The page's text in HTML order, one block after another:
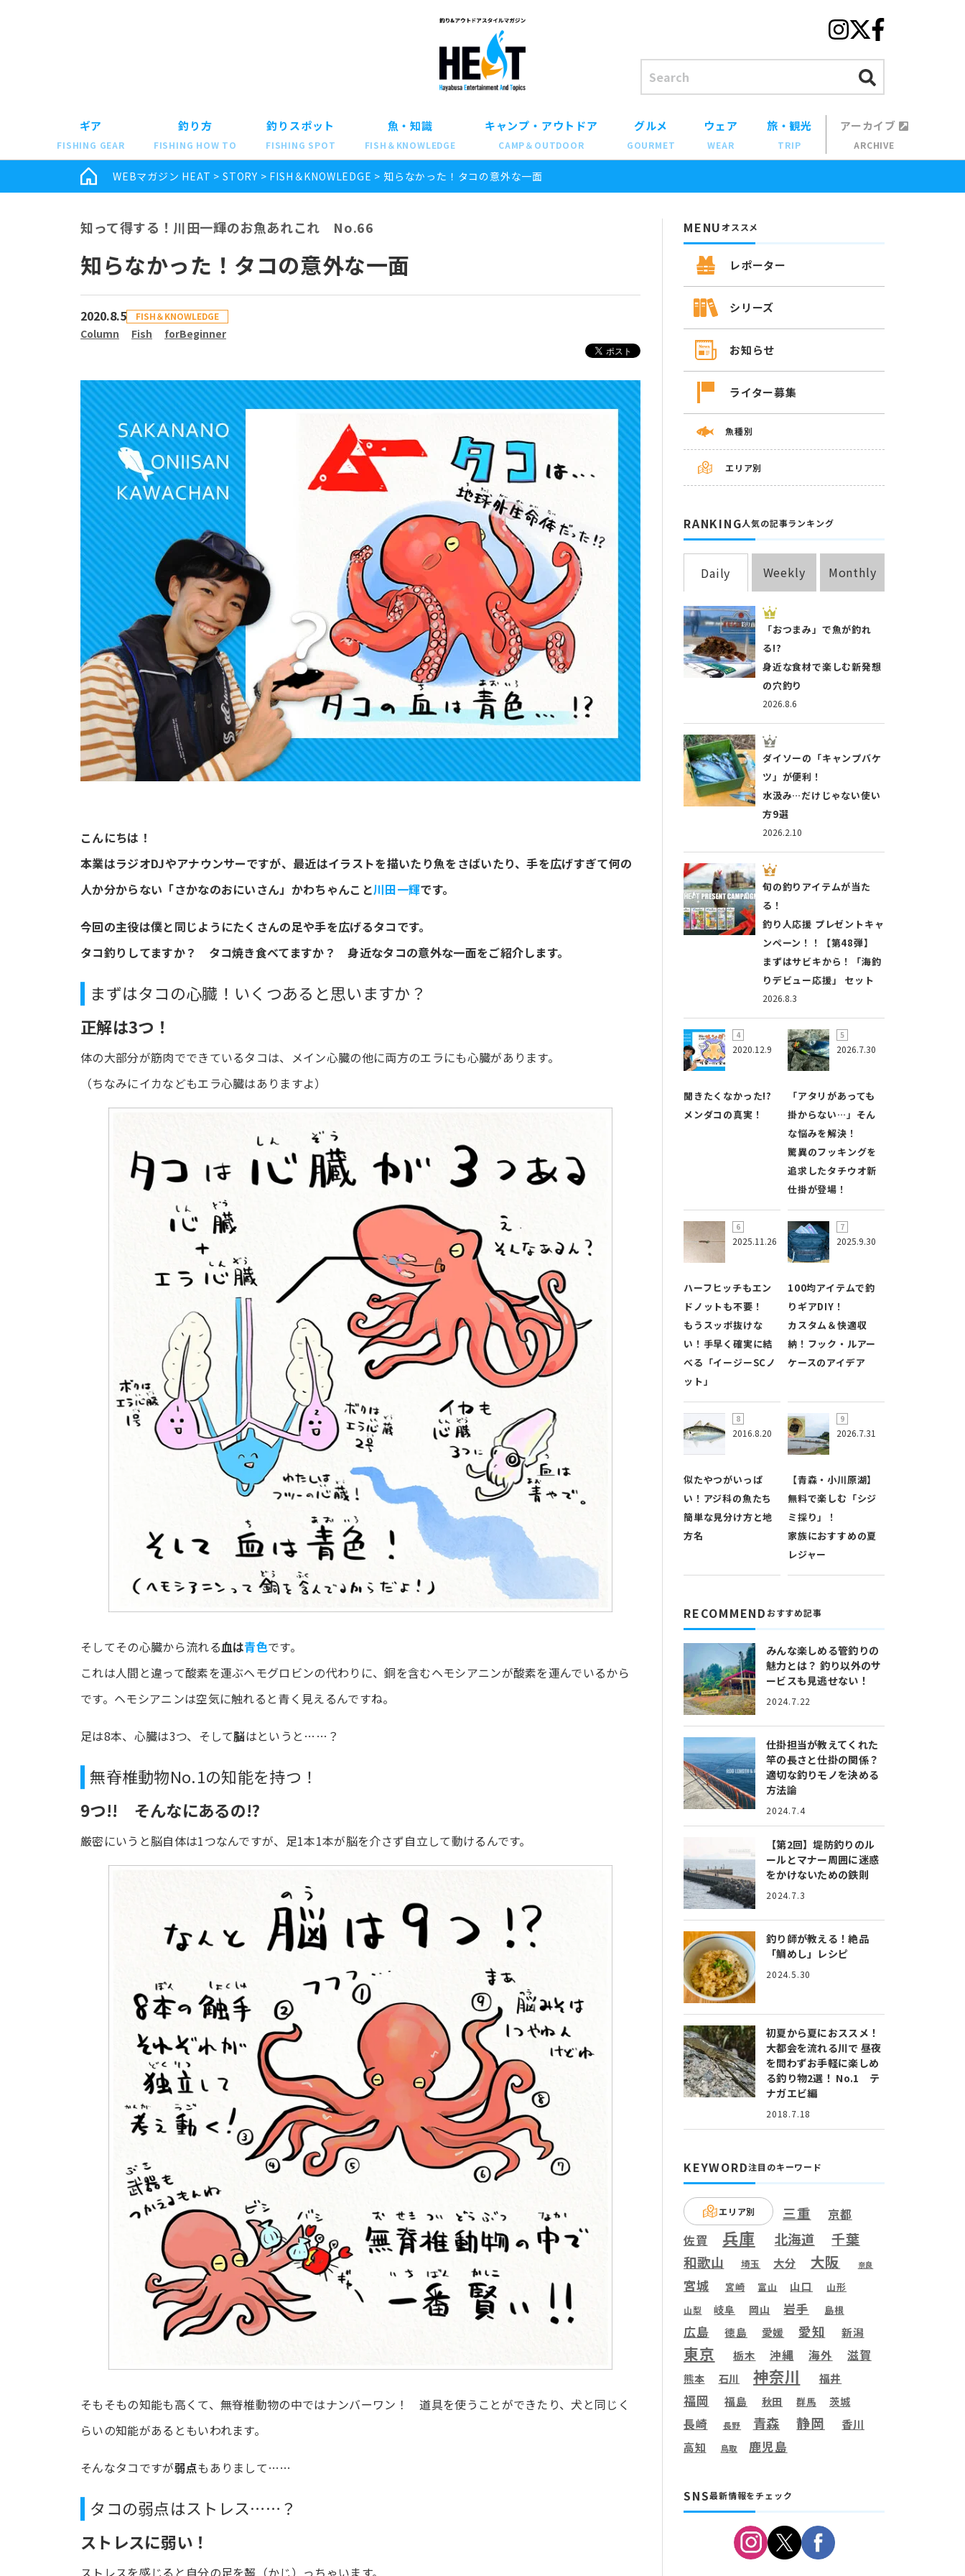
ギア
FISHING GEAR
釣り方
FISHING HOW TO
釣りスポット
FISHING SPOT
魚・知識
FISH＆KNOWLEDGE
キャンプ・アウトドア
CAMP＆OUTDOOR
グルメ
GOURMET
ウェア
WEAR
旅・観光
TRIP
アーカイブ
ARCHIVE
WEBマガジン HEAT >STORY > FISH＆KNOWLEDGE > 知らなかった！タコの意外な一面
知って得する！川田一輝のお魚あれこれ No.66
知らなかった！タコの意外な一面
2020.8.5 FISH＆KNOWLEDGE
Column Fish forBeginner
こんにちは！
本業はラジオDJやアナウンサーですが、最近はイラストを描いたり魚をさばいたり、手を広げすぎて何の
人か分からない「さかなのおにいさん」かわちゃんこと川田一輝です。
今回の主役は僕と同じようにたくさんの足や手を広げるタコです。
タコ釣りしてますか？ タコ焼き食べてますか？ 身近なタコの意外な一面をご紹介します。
まずはタコの心臓！いくつあると思いますか？
正解は3つ！
体の大部分が筋肉でできているタコは、メイン心臓の他に両方のエラにも心臓があります。
（ちなみにイカなどもエラ心臓はありますよ）
そしてその心臓から流れる血は青色です。
これは人間と違って酸素を運ぶヘモグロビンの代わりに、銅を含むヘモシアニンが酸素を運んでいるから
です。ヘモシアニンは空気に触れると青く見えるんですね。
足は8本、心臓は3つ、そして脳はというと……？
無脊椎動物No.1の知能を持つ！
9つ!! そんなにあるの!?
厳密にいうと脳自体は1つなんですが、足1本1本が脳を介さず自立して動けるんです。
そもそもの知能も高くて、無脊椎動物の中ではナンバーワン！ 道具を使うことができたり、犬と同じく
らいの知能があるともいわれます。
そんなタコですが弱点もありまして……
タコの弱点はストレス……？
ストレスに弱い！
ストレスを感じると自分の足を齧（かじ）っちゃいます。
MENUオススメ
レポーター
シリーズ
お知らせ
ライター募集
魚種別
エリア別
RANKING人気の記事ランキング
Daily Weekly Monthly
2026.8.6
「おつまみ」で魚が釣れ
る!?
身近な食材で楽しむ新発想
の穴釣り
2026.2.10
ダイソーの「キャンプバケ
ツ」が便利！
水汲み…だけじゃない使い
方9選
2026.8.3
旬の釣りアイテムが当た
る！
釣り人応援 プレゼントキャ
ンペーン！！【第48弾】
まずはサビキから！「海釣
りデビュー応援」 セット
2020.12.9
聞きたくなかった!?
メンダコの真実！
2026.7.30
「アタリがあっても
掛からない…」そん
な悩みを解決！
驚異のフッキングを
追求したタチウオ新
仕掛が登場！
2025.11.26
ハーフヒッチもエン
ドノットも不要！
もうスッポ抜けな
い！手早く確実に結
べる「イージーSCノ
ット」
2025.9.30
100均アイテムで釣
りギアDIY！
カスタム＆快適収
納！フック・ルアー
ケースのアイデア
2016.8.20
似たやつがいっぱ
い！アジ科の魚たち
簡単な見分け方と地
方名
2026.7.31
【青森・小川原湖】
無料で楽しむ「シジ
ミ採り」！
家族におすすめの夏
レジャー
RECOMMEND おすすめ記事
みんな楽しめる管釣りの
魅力とは？ 釣り以外のサ
ービスも見逃せない！
2024.7.22
仕掛担当が教えてくれた
竿の長さと仕掛の関係？
適切な釣りモノを決める
方法論
2024.7.4
【第2回】堤防釣りのル
ールとマナー周囲に迷惑
をかけないための鉄則
2024.7.3
釣り師が教える！絶品
「鯛めし」レシピ
2024.5.30
初夏から夏におススメ！
大都会を流れる川で 昼夜
を問わずお手軽に楽しめ
る釣り物2選！ No.1 テ
ナガエビ編
2018.7.18
KEYWORD注目のキーワード
エリア別 三重 京都
佐賀 兵庫 北海道 千葉
和歌山 埼玉 大分 大阪 奈良
宮城 宮崎 富山 山口 山形
山梨 岐阜 岡山 岩手 島根
広島 徳島 愛媛 愛知 新潟
東京 栃木 沖縄 海外 滋賀
熊本 石川 神奈川 福井
福岡 福島 秋田 群馬 茨城
長崎 長野 青森 静岡 香川
高知 鳥取 鹿児島
SNS最新情報をチェック